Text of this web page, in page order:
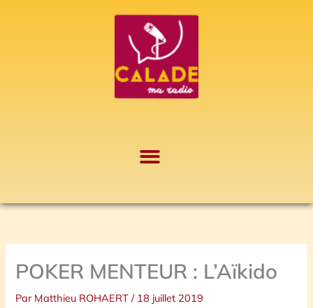
POKER MENTEUR : L’Aïkido
Par Matthieu ROHAERT/ 18 juillet 2019